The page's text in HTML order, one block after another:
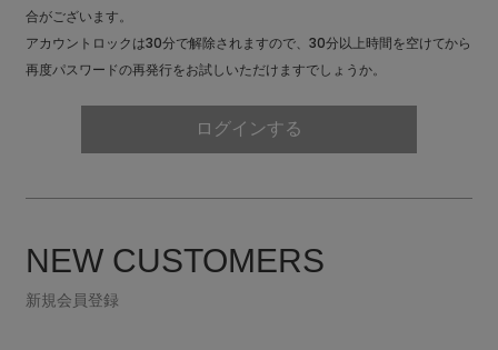
JOURNAL
お問い合わせ
OUTLET
合がございます。
アカウントロックは30分で解除されますので、30分以上時間を空けてから
再度パスワードの再発行をお試しいただけますでしょうか。
ログインする
NEW CUSTOMERS
新規会員登録